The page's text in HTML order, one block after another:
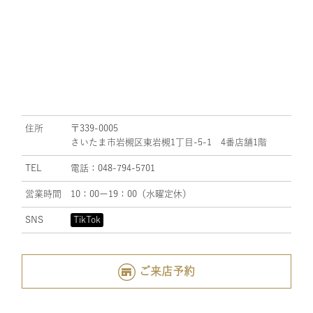
住所
〒339-0005
さいたま市岩槻区東岩槻1丁目-5-1 4番店舗1階
TEL 電話：048-794-5701
営業時間 10：00ー19：00（水曜定休）
SNS TikTok
ご来店予約